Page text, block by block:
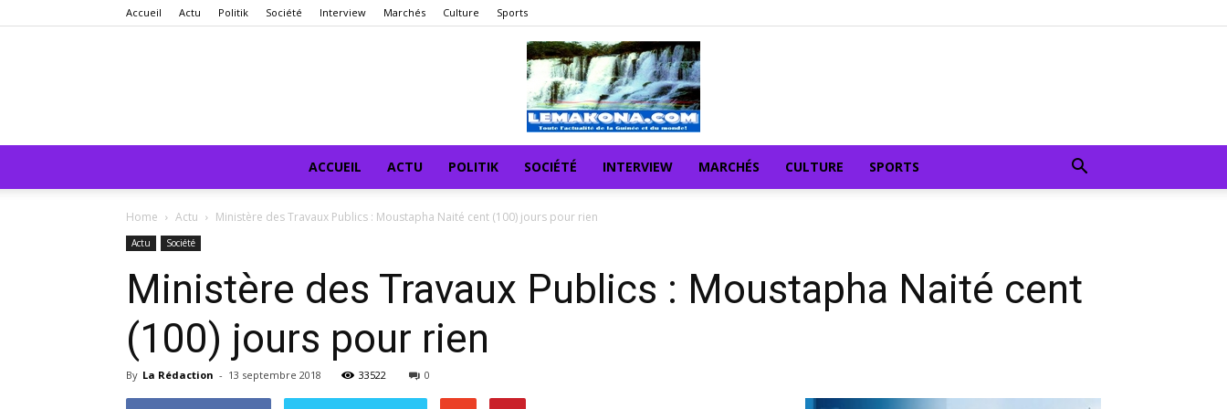
Accueil Actu Politik Société Interview Marchés Culture Sports
ACCUEIL ACTU POLITIK SOCIÉTÉ INTERVIEW MARCHÉS CULTURE SPORTS
Home Actu Ministère des Travaux Publics : Moustapha Naité cent (100) jours pour rien
Actu Société
Ministère des Travaux Publics : Moustapha Naité cent
(100) jours pour rien
By La Rédaction - 13 septembre 2018 33522 0